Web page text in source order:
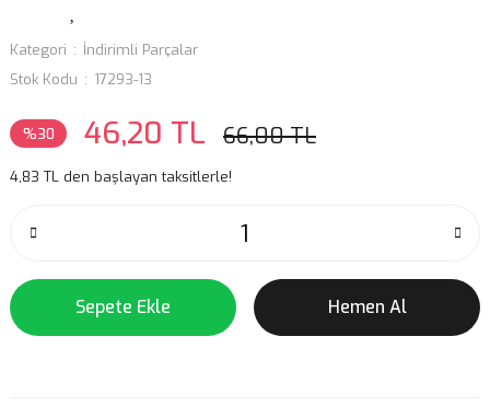
Kategori
İndirimli Parçalar
Stok Kodu
17293-13
%30 46,20 TL 66,00 TL
4,83 TL den başlayan taksitlerle!
Sepete Ekle Hemen Al